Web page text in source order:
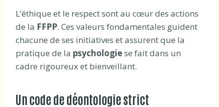
L’éthique et le respect sont au cœur des actions
de la FFPP. Ces valeurs fondamentales guident
chacune de ses initiatives et assurent que la
pratique de la psychologiese fait dans un
cadre rigoureux et bienveillant.
Un code de déontologie strict